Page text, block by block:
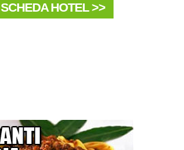
SCHEDA HOTEL >>